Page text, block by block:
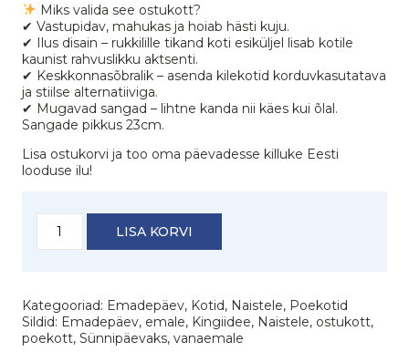
Miks valida see ostukott?
✔ Vastupidav, mahukas ja hoiab hästi kuju.
✔ Ilus disain – rukkilille tikand koti esiküljel lisab kotile
kaunist rahvuslikku aktsenti.
✔ Keskkonnasõbralik – asenda kilekotid korduvkasutatava
ja stiilse alternatiiviga.
✔ Mugavad sangad – lihtne kanda nii käes kui õlal.
Sangade pikkus 23cm.
Lisa ostukorvi ja too oma päevadesse killuke Eesti
looduse ilu!
kott
LISA KORVI
Kategooriad: Emadepäev, Kotid, Naistele, Poekotid
Sildid: Emadepäev, emale, Kingiidee, Naistele, ostukott,
poekott, Sünnipäevaks, vanaemale